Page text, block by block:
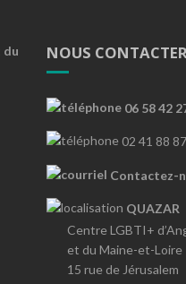
NOUS
06 58 42
02 41 88
Contactez-
QUAZAR
Centre LGBTI+
et du Maine-et-Loire
15 rue de Jérusalem